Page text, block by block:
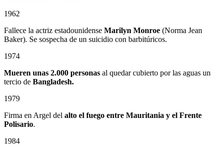
1962
Fallece la actriz estadounidense Marilyn Monroe (Norma Jean
Baker). Se sospecha de un suicidio con barbitúricos.
1974
Mueren unas 2.000 personas al quedar cubierto por las aguas un
tercio de Bangladesh.
1979
Firma en Argel del alto el fuego entre Mauritania y el Frente
Polisario.
1984